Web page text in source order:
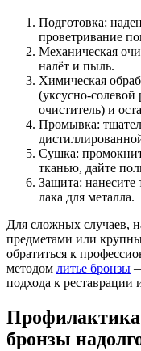
Подготовка:
проветривание
Механическая
налёт и пыль.
Химическая
(уксусно-солевой
очиститель) и
Промывка:
Сушка:
тканью, дайте
Защита: нанесите
лака для металла.
Для сложных случаев,
предметами или
обратиться к
методом литье бронзы
подхода к реставрации
бронзы